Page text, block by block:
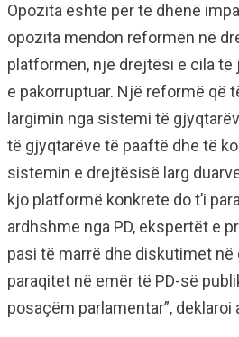
Opozita është për të dhënë
opozita mendon reformën në
platformën, një drejtësi e cila të
e pakorruptuar. Një reformë që
largimin nga sistemi të
të gjyqtarëve të paaftë dhe të
sistemin e drejtësisë larg
kjo platformë konkrete do t’i
ardhshme nga PD, ekspertët e
pasi të marrë dhe diskutimet në
paraqitet në emër të PD-së
posaçëm parlamentar”, deklaroi